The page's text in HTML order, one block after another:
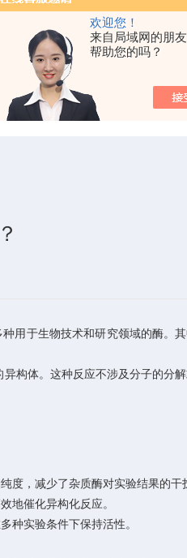
欢迎您！
来自局域网的朋
帮助您的吗？
测试试剂盒
于生物技术和研究领域的酶。
体。这种反应不涉及分子的分
，减少了杂质酶对实验结果的干
催化异构化反应。
实验条件下保持活性。